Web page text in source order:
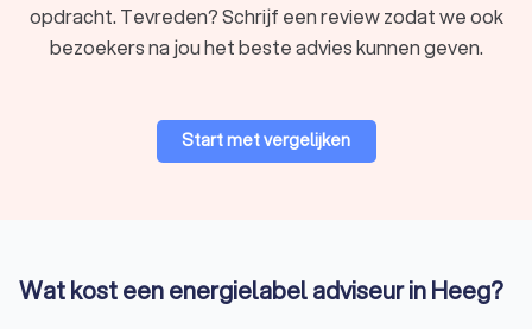
opdracht. Tevreden? Schrijf een review zodat we ook
bezoekers na jou het beste advies kunnen geven.
Start met vergelijken
Wat kost een energielabel adviseur in Heeg?